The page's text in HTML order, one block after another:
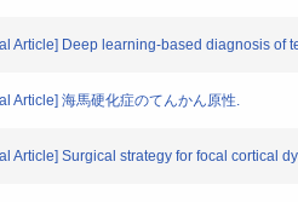
Article] Deep learning-based diagnosis of
Article] 海馬硬化症のてんかん原性.
Article] Surgical strategy for focal cortical